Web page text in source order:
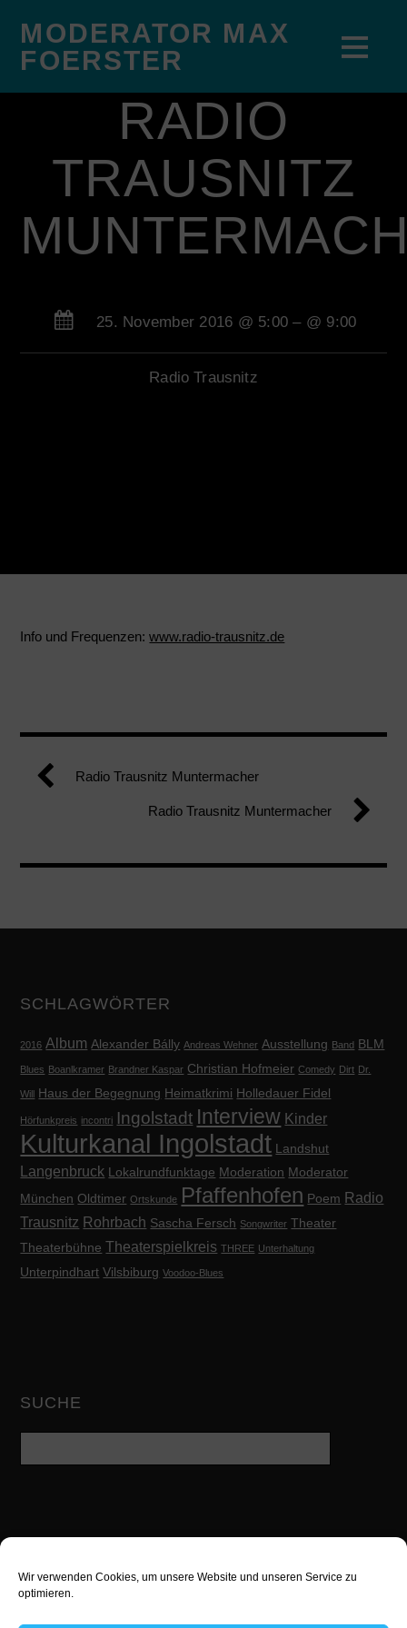
Wir verwenden Cookies, um unsere Website und unseren Service zu
optimieren.
MODERATOR MAX
FOERSTER
RADIO
TRAUSNITZ
25. November 2016 @ 5:00– @ 9:00
Radio Trausnitz
Info und Frequenzen:www.radio-trausnitz.de
Radio Trausnitz Muntermacher
Radio Trausnitz Muntermacher
SCHLAGWÖRTER
2016 Album Alexander Bálly Andreas Wehner Ausstellung Band BLM
Blues Boanlkramer Brandner Kaspar Christian Hofmeier Comedy Dirt Dr.
Will Haus der Begegnung Heimatkrimi Holledauer Fidel
Hörfunkpreis incontri Ingolstadt Interview Kinder
Kulturkanal Ingolstadt Landshut
Langenbruck Lokalrundfunktage Moderation Moderator
München Oldtimer Ortskunde Pfaffenhofen Poem Radio
Trausnitz Rohrbach Sascha Fersch Songwriter Theater
Theaterbühne Theaterspielkreis THREE Unterhaltung
Unterpindhart Vilsbiburg Voodoo-Blues
SUCHE
Twitter Facebook Google